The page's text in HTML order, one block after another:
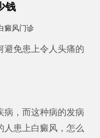
钱
癜风门诊
避免患上令人头痛的
，而这种病的发病
人患上白癜风，怎么